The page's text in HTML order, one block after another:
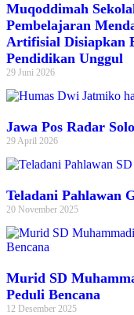
Muqoddimah
Pembelajaran
Artifisial Disiapkan
Pendidikan Unggul
29 Juni 2026
Jawa Pos Radar
29 April 2026
Teladani Pahlawan
20 November 2025
Murid SD
Peduli Bencana
12 Desember 2025